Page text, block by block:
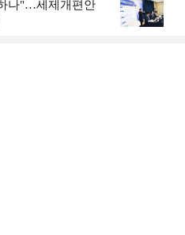
나"…세제개편안